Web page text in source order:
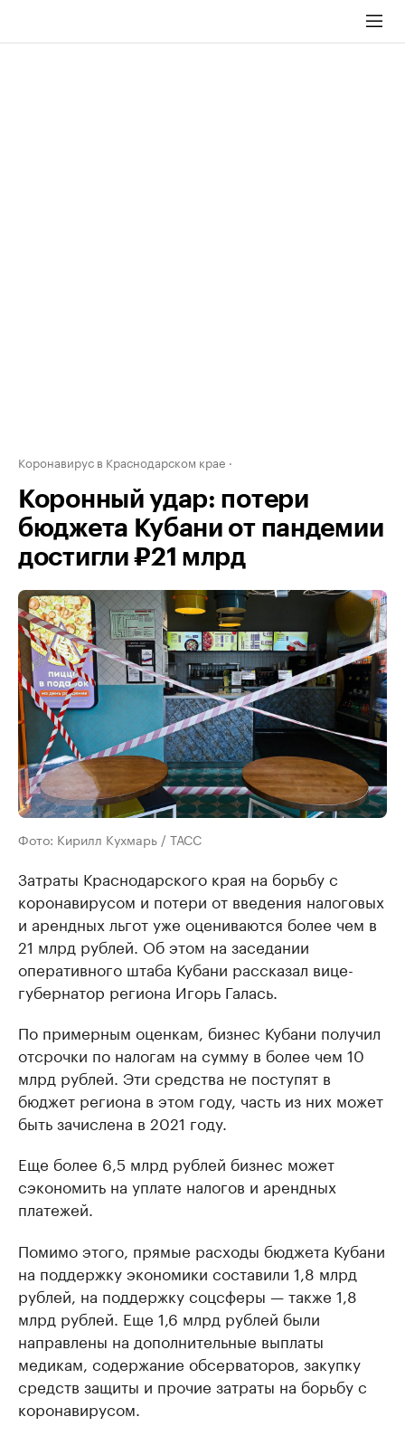
Коронавирус в Краснодарском крае
Коронный удар: потери
бюджета Кубани от пандемии
достигли ₽21 млрд
Фото: Кирилл Кухмарь / ТАСС
Затраты Краснодарского края на борьбу с
коронавирусом и потери от введения налоговых
и арендных льгот уже оцениваются более чем в
21 млрд рублей. Об этом на заседании
оперативного штаба Кубани рассказал вице-
губернатор региона Игорь Галась.
По примерным оценкам, бизнес Кубани получил
отсрочки по налогам на сумму в более чем 10
млрд рублей. Эти средства не поступят в
бюджет региона в этом году, часть из них может
быть зачислена в 2021 году.
Еще более 6,5 млрд рублей бизнес может
сэкономить на уплате налогов и арендных
платежей.
Помимо этого, прямые расходы бюджета Кубани
на поддержку экономики составили 1,8 млрд
рублей, на поддержку соцсферы — также 1,8
млрд рублей. Еще 1,6 млрд рублей были
направлены на дополнительные выплаты
медикам, содержание обсерваторов, закупку
средств защиты и прочие затраты на борьбу с
коронавирусом.